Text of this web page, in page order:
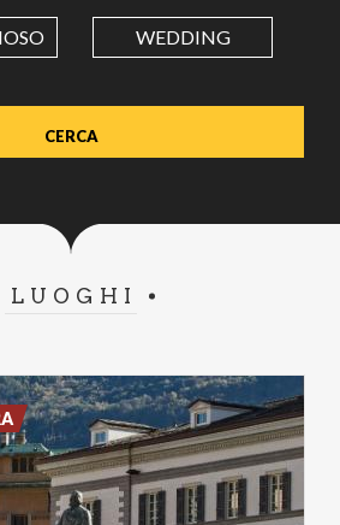
Use dot (.) as decimal separator.
WEDDING
LUOGHI